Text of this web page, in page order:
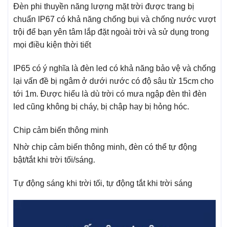
Đèn phi thuyền năng lượng mặt trời được trang bị
chuẩn IP67 có khả năng chống bụi và chống nước vượt
trội để bạn yên tâm lắp đặt ngoài trời và sử dụng trong
mọi điều kiện thời tiết
IP65 có ý nghĩa là đèn led có khả năng bảo vệ và chống
lại vấn đề bị ngâm ở dưới nước có độ sâu từ 15cm cho
tới 1m. Được hiểu là dù trời có mưa ngập đèn thì đèn
led cũng không bị cháy, bị chập hay bị hỏng hóc.
Chip cảm biến thông minh
Nhờ chip cảm biến thông minh, đèn có thể tự động
bật/tắt khi trời tối/sáng.
Tự động sáng khi trời tối, tự động tắt khi trời sáng